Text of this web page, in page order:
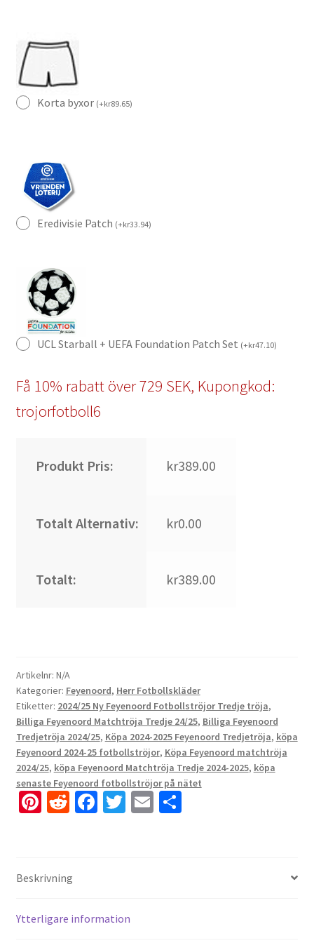
Korta byxor (+kr89.65)
Eredivisie Patch (+kr33.94)
UCL Starball + UEFA Foundation Patch Set (+kr47.10)
Få 10% rabatt över 729 SEK, Kupongkod:
trojorfotboll6
Produkt Pris: kr389.00
Totalt Alternativ: kr0.00
Totalt: kr389.00
Artikelnr: N/A
Kategorier: Feyenoord, Herr Fotbollskläder
Etiketter: 2024/25 Ny Feyenoord Fotbollströjor Tredje tröja,
Billiga Feyenoord Matchtröja Tredje 24/25, Billiga Feyenoord
Tredjetröja 2024/25, Köpa 2024-2025 Feyenoord Tredjetröja, köpa
Feyenoord 2024-25 fotbollströjor, Köpa Feyenoord matchtröja
2024/25, köpa Feyenoord Matchtröja Tredje 2024-2025, köpa
senaste Feyenoord fotbollströjor på nätet
Pi
es
t
R
di
t
Fa
k
T E D
Beskrivning
Ytterligare information